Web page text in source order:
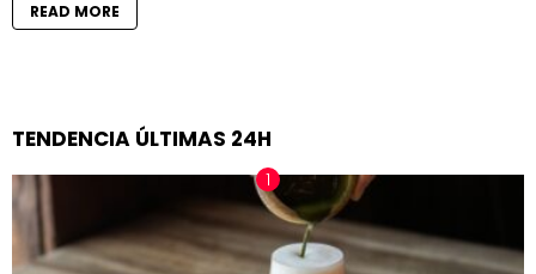
READ MORE
TENDENCIA ÚLTIMAS 24H